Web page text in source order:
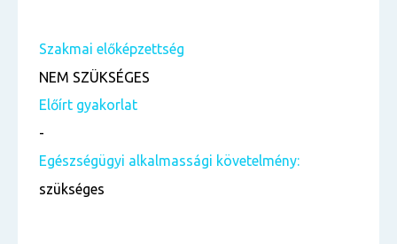
Szakmai előképzettség
NEM SZÜKSÉGES
Előírt gyakorlat
-
Egészségügyi alkalmassági követelmény:
szükséges